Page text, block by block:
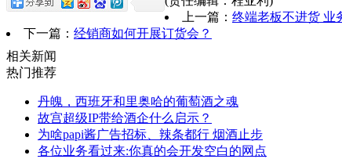
上一篇： 终端老板不进货 业
下一篇： 经销商如何开展订货会？
相关新闻
热门推荐
丹魄，西班牙和里奥哈的葡萄酒之魂
故宫超级IP带给酒企什么启示？
为啥papi酱广告招标、辣条都行 烟酒止步
各位业务看过来:你真的会开发空白的网点